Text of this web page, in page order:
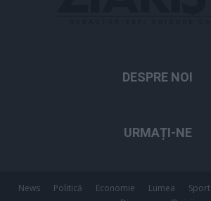
DESPRE NOI
URMAȚI-NE
News Politică Economie Lumea Sport